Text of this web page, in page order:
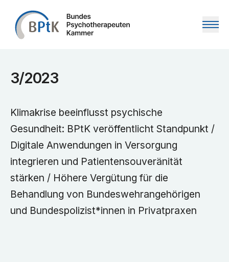
Zum Inhalt springen
3/2023
Klimakrise beeinflusst psychische
Gesundheit: BPtK veröffentlicht Standpunkt /
Digitale Anwendungen in Versorgung
integrieren und Patientensouveränität
stärken / Höhere Vergütung für die
Behandlung von Bundeswehrangehörigen
und Bundespolizist*innen in Privatpraxen